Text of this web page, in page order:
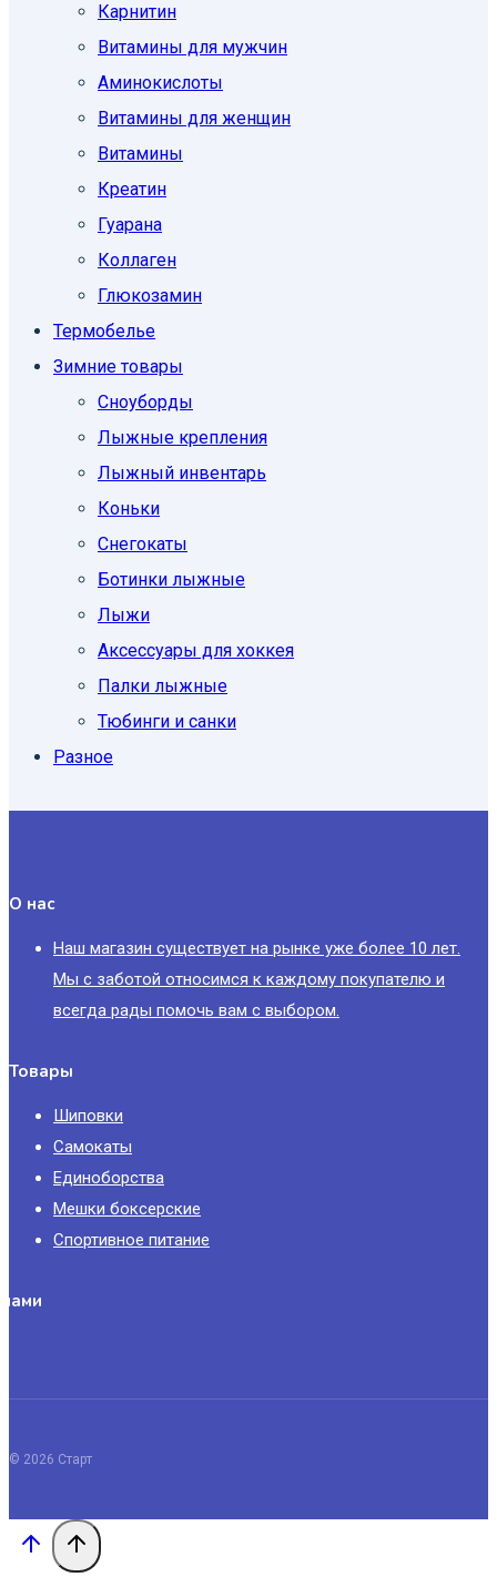
Карнитин
Витамины для мужчин
Аминокислоты
Витамины для женщин
Витамины
Креатин
Гуарана
Коллаген
Глюкозамин
Термобелье
Зимние товары
Сноуборды
Лыжные крепления
Лыжный инвентарь
Коньки
Снегокаты
Ботинки лыжные
Лыжи
Аксессуары для хоккея
Палки лыжные
Тюбинги и санки
Разное
О нас
Наш магазин существует на рынке уже более 10 лет.
Мы с заботой относимся к каждому покупателю и
всегда рады помочь вам с выбором.
Товары
Шиповки
Самокаты
Единоборства
Мешки боксерские
Спортивное питание
© 2026 Старт